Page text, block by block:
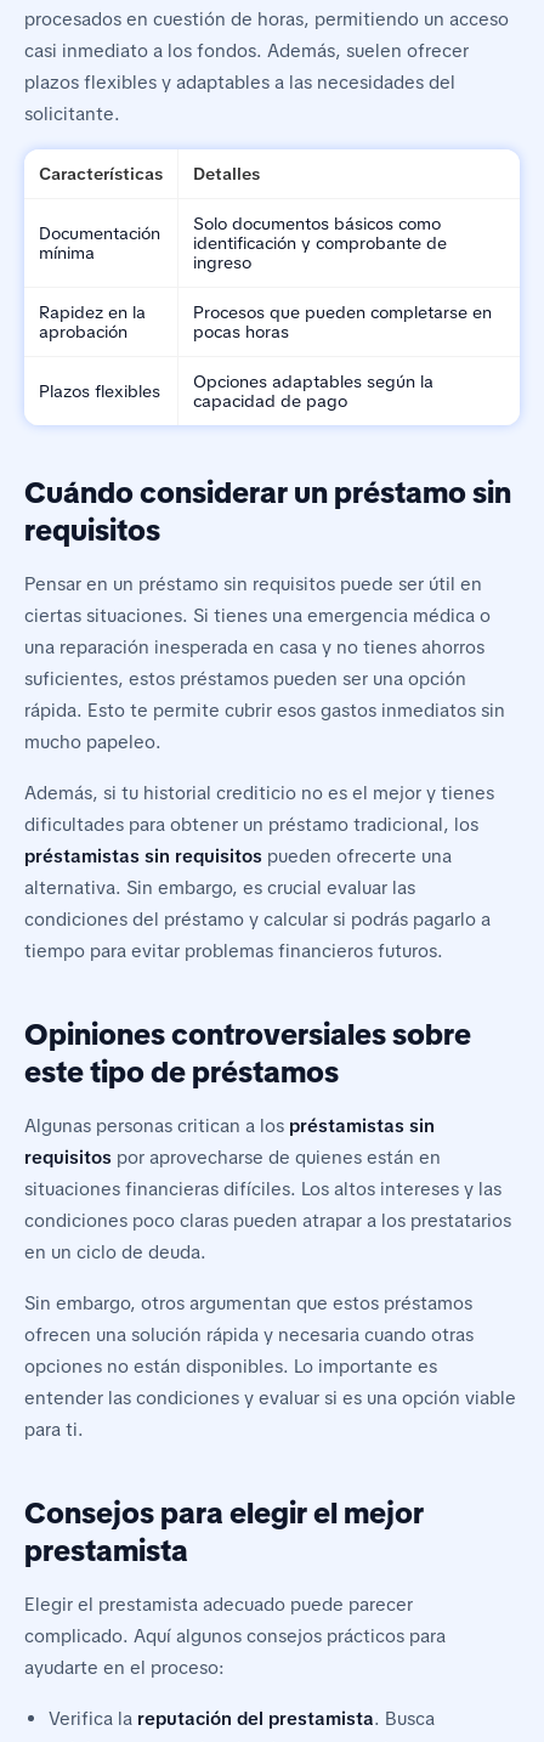
procesados en cuestión de horas, permitiendo un acceso
casi inmediato a los fondos. Además, suelen ofrecer
plazos flexibles y adaptables a las necesidades del
solicitante.
Características Detalles
Documentación
mínima
Solo documentos básicos como
identificación y comprobante de
ingreso
Rapidez en la
aprobación
Procesos que pueden completarse en
pocas horas
Plazos flexibles
Opciones adaptables según la
capacidad de pago
Cuándo considerar un préstamo sin
requisitos
Pensar en un préstamo sin requisitos puede ser útil en
ciertas situaciones. Si tienes una emergencia médica o
una reparación inesperada en casa y no tienes ahorros
suficientes, estos préstamos pueden ser una opción
rápida. Esto te permite cubrir esos gastos inmediatos sin
mucho papeleo.
Además, si tu historial crediticio no es el mejor y tienes
dificultades para obtener un préstamo tradicional, los
préstamistas sin requisitos pueden ofrecerte una
alternativa. Sin embargo, es crucial evaluar las
condiciones del préstamo y calcular si podrás pagarlo a
tiempo para evitar problemas financieros futuros.
Opiniones controversiales sobre
este tipo de préstamos
Algunas personas critican a los préstamistas sin
requisitos por aprovecharse de quienes están en
situaciones financieras difíciles. Los altos intereses y las
condiciones poco claras pueden atrapar a los prestatarios
en un ciclo de deuda.
Sin embargo, otros argumentan que estos préstamos
ofrecen una solución rápida y necesaria cuando otras
opciones no están disponibles. Lo importante es
entender las condiciones y evaluar si es una opción viable
para ti.
Consejos para elegir el mejor
prestamista
Elegir el prestamista adecuado puede parecer
complicado. Aquí algunos consejos prácticos para
ayudarte en el proceso:
Verifica la reputación del prestamista. Busca